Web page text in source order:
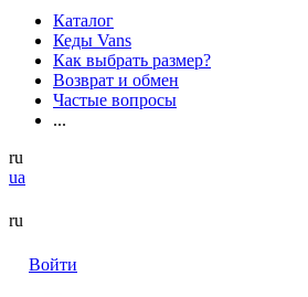
Каталог
Кеды Vans
Как выбрать размер?
Возврат и обмен
Частые вопросы
...
ru
ua
ru
Войти